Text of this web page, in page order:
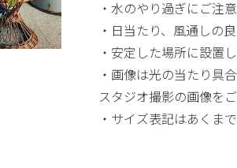
・水のやり過ぎにご注
・日当たり、風通しの
・安定した場所に設置
・画像は光の当たり具
スタジオ撮影の画像を
・サイズ表記はあくま